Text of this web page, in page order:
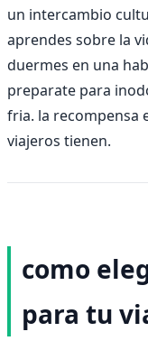
un intercambio
aprendes sobre la
duermes en una
preparate para
fria. la recompensa
viajeros tienen.
como
para tu